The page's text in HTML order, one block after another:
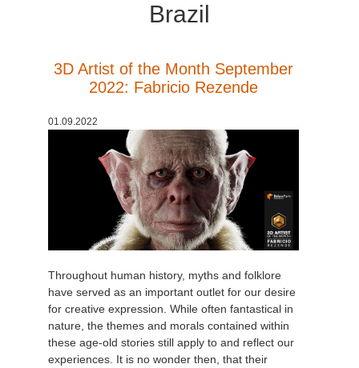
Редактировать профиль
Summer Vibes 3D ChallengeBrazil
3D Artist of the Month September
2022: Fabricio Rezende
01.09.2022
Throughout human history, myths and folklore
have served as an important outlet for our desire
for creative expression. While often fantastical in
nature, the themes and morals contained within
these age-old stories still apply to and reflect our
experiences. It is no wonder then, that their